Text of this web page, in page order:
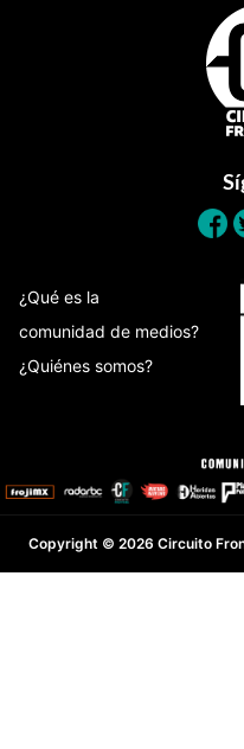
¿Qué es la
comunidad de medios?
¿Quiénes somos?
Copyright © 2026 Circuito